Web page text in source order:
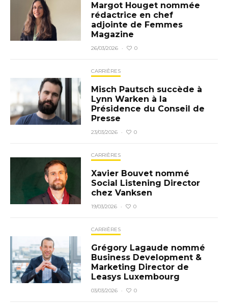
Margot Houget nommée
rédactrice en chef
adjointe de Femmes
Magazine
26/03/2026 · 0
CARRIÈRES
Misch Pautsch succède à
Lynn Warken à la
Présidence du Conseil de
Presse
23/03/2026 · 0
CARRIÈRES
Xavier Bouvet nommé
Social Listening Director
chez Vanksen
19/03/2026 · 0
CARRIÈRES
Grégory Lagaude nommé
Business Development &
Marketing Director de
Leasys Luxembourg
03/03/2026 · 0